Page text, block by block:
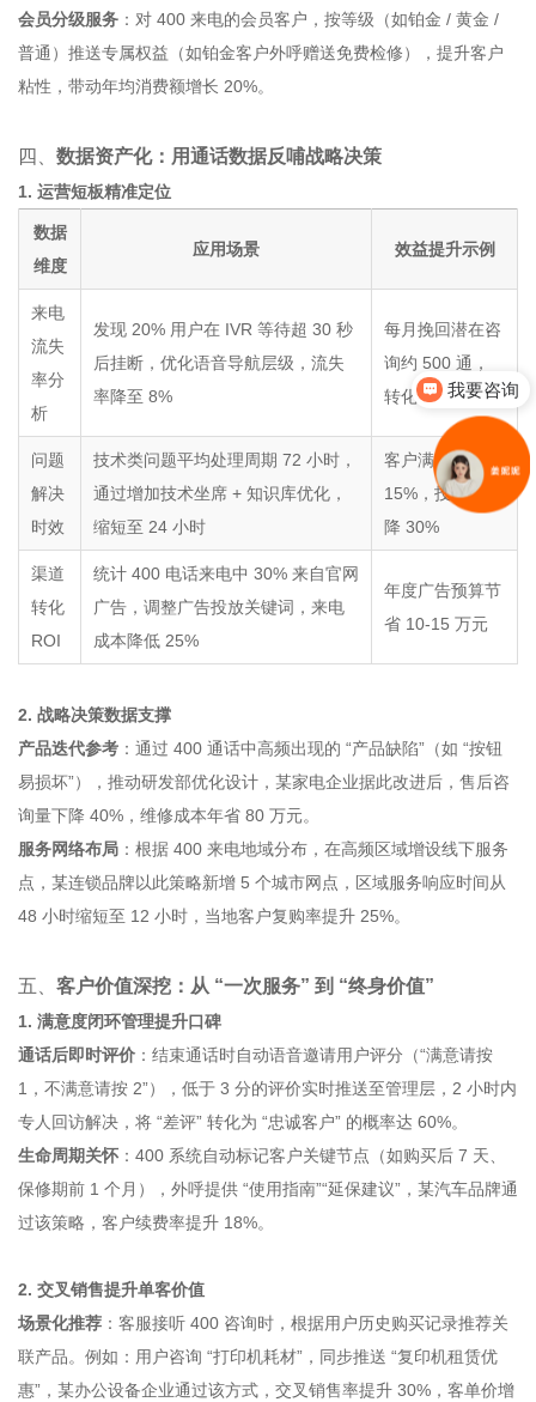
会员分级服务 ：对 400 来电的会员客户，按等级（如铂金 / 黄金 /
普通）推送专属权益（如铂金客户外呼赠送免费检修），提升客户
粘性，带动年均消费额增长 20%。
四、 数据资产化：用通话数据反哺战略决策
1. 运营短板精准定位
数据
维度
应用场景 效益提升示例
来电
流失
率分
析
发现 20% 用户在 IVR 等待超 30 秒
后挂断，优化语音导航层级，流失
率降至 8%
每月挽回潜在咨
询约 500 通，
转化 30 单
问题
解决
时效
技术类问题平均处理周期 72 小时，
通过增加技术坐席 + 知识库优化，
缩短至 24 小时
客户满意度提升
15%，投诉率下
降 30%
渠道
转化
ROI
统计 400 电话来电中 30% 来自官网
广告，调整广告投放关键词，来电
成本降低 25%
年度广告预算节
省 10-15 万元
2. 战略决策数据支撑
产品迭代参考 ：通过 400 通话中高频出现的 “产品缺陷”（如 “按钮
易损坏”），推动研发部优化设计，某家电企业据此改进后，售后咨
询量下降 40%，维修成本年省 80 万元。
服务网络布局 ：根据 400 来电地域分布，在高频区域增设线下服务
点，某连锁品牌以此策略新增 5 个城市网点，区域服务响应时间从
48 小时缩短至 12 小时，当地客户复购率提升 25%。
五、 客户价值深挖：从 “一次服务” 到 “终身价值”
1. 满意度闭环管理提升口碑
通话后即时评价 ：结束通话时自动语音邀请用户评分（“满意请按
1，不满意请按 2”），低于 3 分的评价实时推送至管理层，2 小时内
专人回访解决，将 “差评” 转化为 “忠诚客户” 的概率达 60%。
生命周期关怀 ：400 系统自动标记客户关键节点（如购买后 7 天、
保修期前 1 个月），外呼提供 “使用指南”“延保建议”，某汽车品牌通
过该策略，客户续费率提升 18%。
2. 交叉销售提升单客价值
场景化推荐 ：客服接听 400 咨询时，根据用户历史购买记录推荐关
联产品。例如：用户咨询 “打印机耗材”，同步推送 “复印机租赁优
惠”，某办公设备企业通过该方式，交叉销售率提升 30%，客单价增
我要咨询
你们是怎么收费的呢